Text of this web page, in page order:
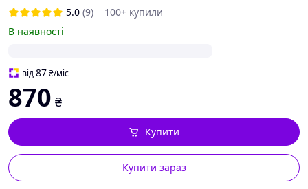
5.0 (9)
100+ купили
В наявності
від87₴/міс
870 ₴
Купити зараз
Купити